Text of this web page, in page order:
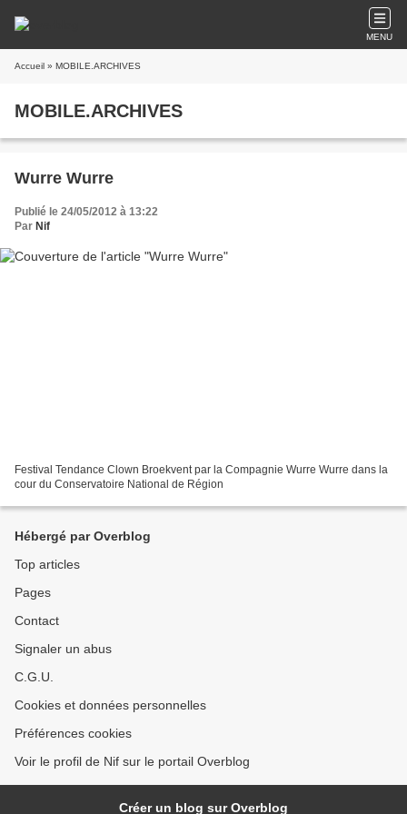
MENU
Accueil » MOBILE.ARCHIVES
MOBILE.ARCHIVES
Wurre Wurre
Publié le 24/05/2012 à 13:22
Par Nif
Festival Tendance Clown Broekvent par la Compagnie Wurre Wurre dans la
cour du Conservatoire National de Région
Hébergé par Overblog
Top articles
Pages
Contact
Signaler un abus
C.G.U.
Cookies et données personnelles
Préférences cookies
Voir le profil de Nif sur le portail Overblog
Créer un blog sur Overblog